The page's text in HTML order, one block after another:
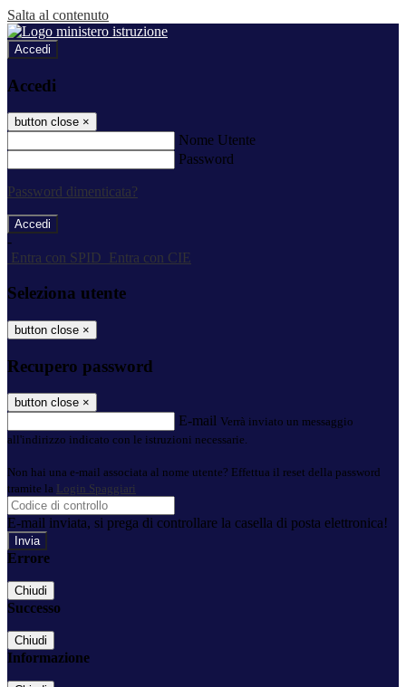
Salta al contenuto
Accedi
Accedi
button close ×
Nome Utente
Password
Password dimenticata?
-
Entra con SPID
Entra con CIE
Seleziona utente
button close ×
Recupero password
button close ×
E-mail Verrà inviato un messaggio
all'indirizzo indicato con le istruzioni necessarie.
Non hai una e-mail associata al nome utente? Effettua il reset della password
tramite la Login Spaggiari
E-mail inviata, si prega di controllare la casella di posta elettronica!
Errore
Chiudi
Successo
Chiudi
Informazione